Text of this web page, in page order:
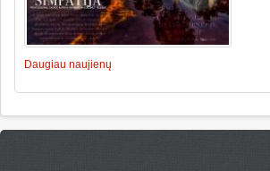
Daugiau naujienų